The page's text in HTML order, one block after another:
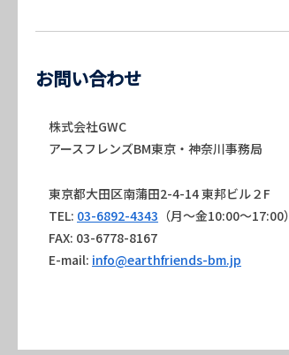
お問い合わせ
株式会社GWC
アースフレンズBM東京・神奈川事務局
東京都大田区南蒲田2-4-14 東邦ビル２F
TEL: 03-6892-4343 （月～金10:00～17:00）
FAX: 03-6778-8167
E-mail: info@earthfriends-bm.jp